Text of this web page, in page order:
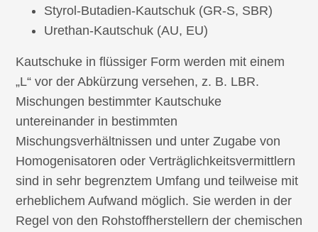
Styrol-Butadien-Kautschuk (GR-S, SBR)
Urethan-Kautschuk (AU, EU)
Kautschuke in flüssiger Form werden mit einem
„L“ vor der Abkürzung versehen, z. B. LBR.
Mischungen bestimmter Kautschuke
untereinander in bestimmten
Mischungsverhältnissen und unter Zugabe von
Homogenisatoren oder Verträglichkeitsvermittlern
sind in sehr begrenztem Umfang und teilweise mit
erheblichem Aufwand möglich. Sie werden in der
Regel von den Rohstoffherstellern der chemischen